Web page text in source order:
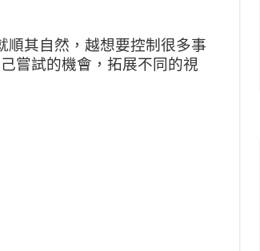
順其自然，越想要控制很多事
嘗試的機會，拓展不同的視